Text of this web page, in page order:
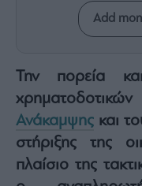
Life
&
Style
Υγεία
Architecture
&
Add
Την πορεία
Ανάκαμψης και
στήριξης της
πλαίσιο της